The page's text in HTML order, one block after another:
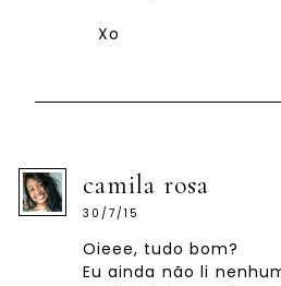
Xo
camila rosa
30/7/15
Oieee, tudo bom?
Eu ainda não li